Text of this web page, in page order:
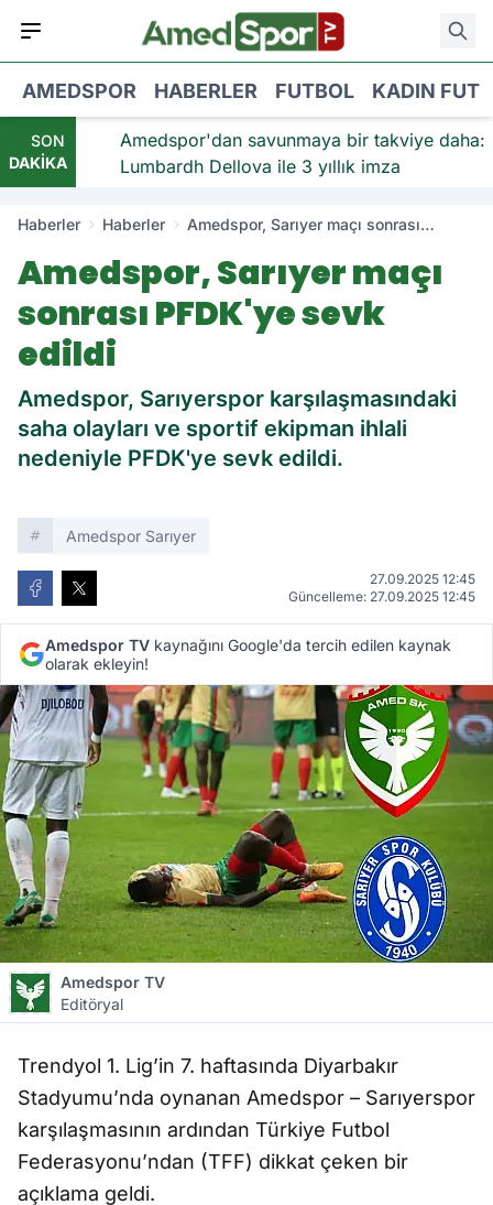
AMEDSPOR HABERLER FUTBOL KADIN
SON
DAKİKA
Amedspor'dan savunmaya bir takviye daha:
Lumbardh Dellova ile 3 yıllık imza
Haberler Haberler
Amedspor, Sarıyer maçı sonrası
Amedspor, Sarıyer maçı
sonrası PFDK'ye sevk
edildi
Amedspor, Sarıyerspor karşılaşmasındaki
saha olayları ve sportif ekipman ihlali
nedeniyle PFDK'ye sevk edildi.
Amedspor Sarıyer
27.09.2025 12:45
Güncelleme: 27.09.2025 12:45
Amedspor TV kaynağını Google'da tercih edilen kaynak
olarak ekleyin!
Amedspor TV
Editöryal
Trendyol 1. Lig’in 7. haftasında Diyarbakır
Stadyumu’nda oynanan Amedspor – Sarıyerspor
karşılaşmasının ardından Türkiye Futbol
Federasyonu’ndan (TFF) dikkat çeken bir
açıklama geldi.